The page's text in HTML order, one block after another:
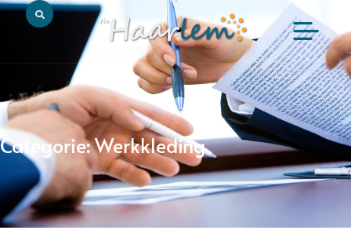
Categorie: Werkkleding